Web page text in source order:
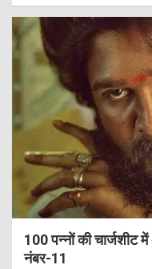
100 पन्नों की चार्जशीट
नंबर-11